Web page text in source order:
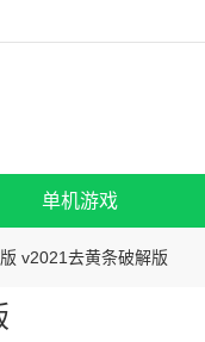
单机游戏
v2021去黄条破解版